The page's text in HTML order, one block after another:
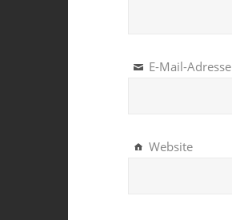
E-Mail-Adresse
Website